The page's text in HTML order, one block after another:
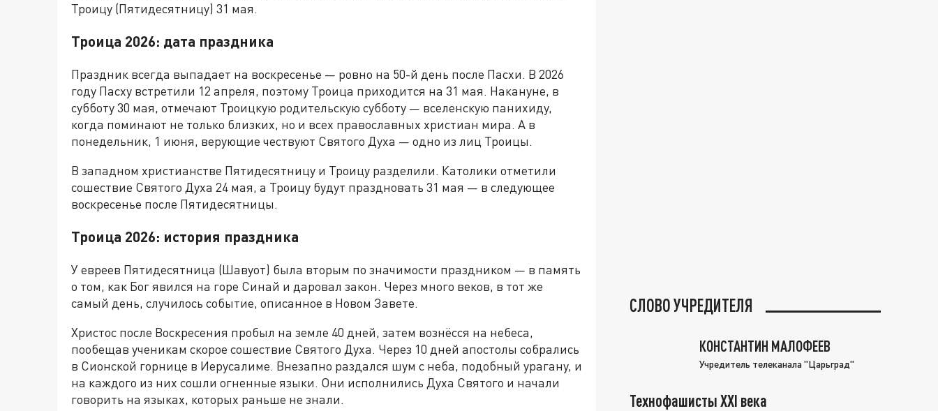
Троицу (Пятидесятницу) 31 мая.
Троица 2026: дата праздника
Праздник всегда выпадает на воскресенье — ровно на 50-й день после Пасхи. В 2026
году Пасху встретили 12 апреля, поэтому Троица приходится на 31 мая. Накануне, в
субботу 30 мая, отмечают Троицкую родительскую субботу — вселенскую панихиду,
когда поминают не только близких, но и всех православных христиан мира. А в
понедельник, 1 июня, верующие чествуют Святого Духа — одно из лиц Троицы.
В западном христианстве Пятидесятницу и Троицу разделили. Католики отметили
сошествие Святого Духа 24 мая, а Троицу будут праздновать 31 мая — в следующее
воскресенье после Пятидесятницы.
Троица 2026: история праздника
У евреев Пятидесятница (Шавуот) была вторым по значимости праздником — в память
о том, как Бог явился на горе Синай и даровал закон. Через много веков, в тот же
самый день, случилось событие, описанное в Новом Завете.
Христос после Воскресения пробыл на земле 40 дней, затем вознёсся на небеса,
пообещав ученикам скорое сошествие Святого Духа. Через 10 дней апостолы собрались
в Сионской горнице в Иерусалиме. Внезапно раздался шум с неба, подобный урагану, и
на каждого из них сошли огненные языки. Они исполнились Духа Святого и начали
говорить на языках, которых раньше не знали.
СЛОВО УЧРЕДИТЕЛЯ
КОНСТАНТИН МАЛОФЕЕВ
Учредитель телеканала "Царьград"
Технофашисты XXI века